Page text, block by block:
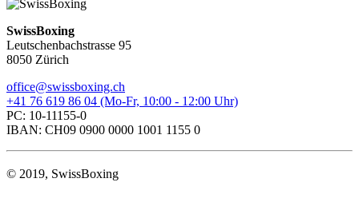
SwissBoxing
Leutschenbachstrasse 95
8050 Zürich
office@swissboxing.ch
+41 76 619 86 04 (Mo-Fr, 10:00 - 12:00 Uhr)
PC: 10-11155-0
IBAN: CH09 0900 0000 1001 1155 0
© 2019, SwissBoxing